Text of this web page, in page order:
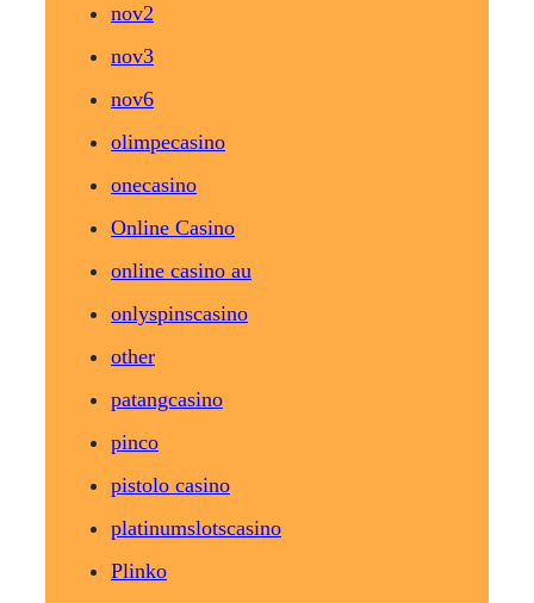
nov2
nov3
nov6
olimpecasino
onecasino
Online Casino
online casino au
onlyspinscasino
other
patangcasino
pinco
pistolo casino
platinumslotscasino
Plinko